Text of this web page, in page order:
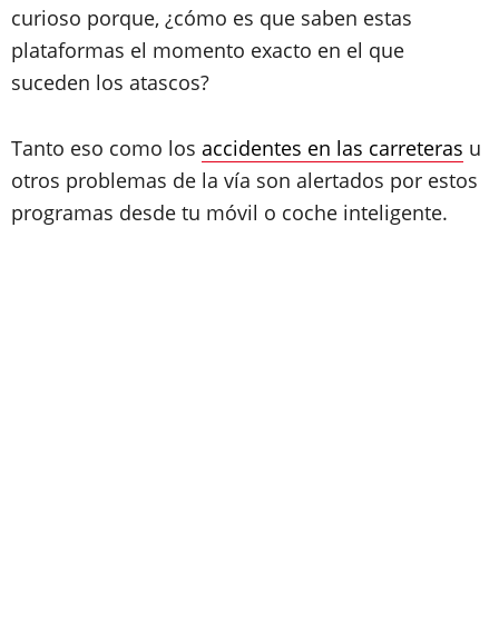
curioso porque, ¿cómo es que saben estas
plataformas el momento exacto en el que
suceden los atascos?
Tanto eso como los accidentes en las carreteras u
otros problemas de la vía son alertados por estos
programas desde tu móvil o coche inteligente.